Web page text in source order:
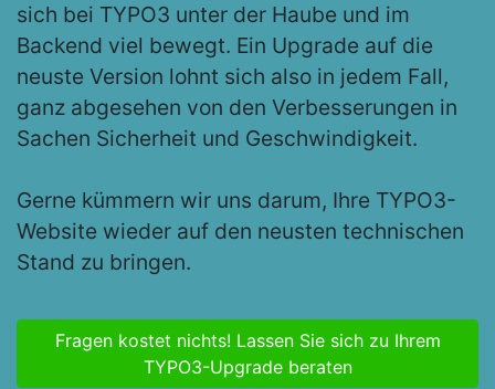
sich bei TYPO3 unter der Haube und im
Backend viel bewegt. Ein Upgrade auf die
neuste Version lohnt sich also in jedem Fall,
ganz abgesehen von den Verbesserungen in
Sachen Sicherheit und Geschwindigkeit.
Gerne kümmern wir uns darum, Ihre TYPO3-
Website wieder auf den neusten technischen
Stand zu bringen.
Fragen kostet nichts! Lassen Sie sich zu Ihrem
TYPO3-Upgrade beraten